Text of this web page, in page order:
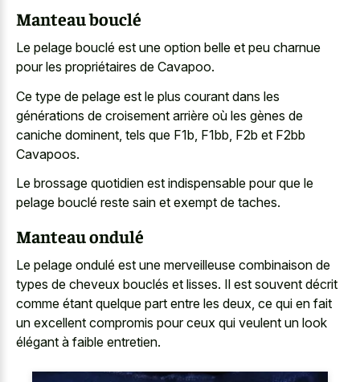
Manteau bouclé
Le pelage bouclé est une option belle et peu charnue
pour les propriétaires de Cavapoo.
Ce type de pelage est le plus courant dans les
générations de croisement arrière où les gènes de
caniche dominent, tels que F1b, F1bb, F2b et F2bb
Cavapoos.
Le brossage quotidien est indispensable pour que le
pelage bouclé reste sain et exempt de taches.
Manteau ondulé
Le pelage ondulé est une merveilleuse combinaison de
types de cheveux bouclés et lisses. Il est souvent décrit
comme étant quelque part entre les deux, ce qui en fait
un excellent compromis pour ceux qui veulent un look
élégant à faible entretien.